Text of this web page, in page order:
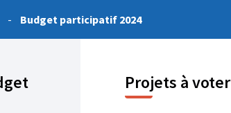
- Budget participatif 2024
Projets à voter